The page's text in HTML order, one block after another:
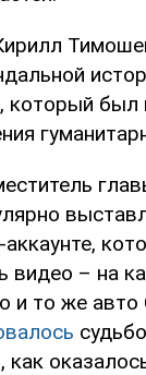
который был
видео – на
и то же авто